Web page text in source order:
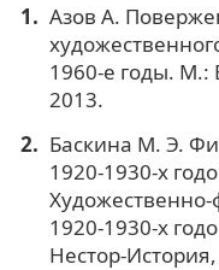
Азов А.
1960-е годы.
2013.
Баскина М. Э.
1920-1930-х
1920-1930-х
Нестор-